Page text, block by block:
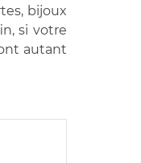
bijoux
si votre
autant